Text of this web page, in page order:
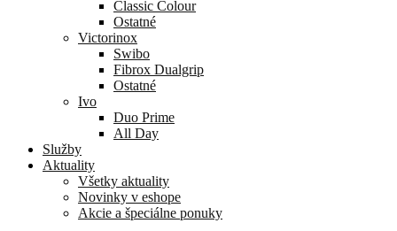
Classic Colour
Ostatné
Victorinox
Swibo
Fibrox Dualgrip
Ostatné
Ivo
Duo Prime
All Day
Služby
Aktuality
Všetky aktuality
Novinky v eshope
Akcie a špeciálne ponuky